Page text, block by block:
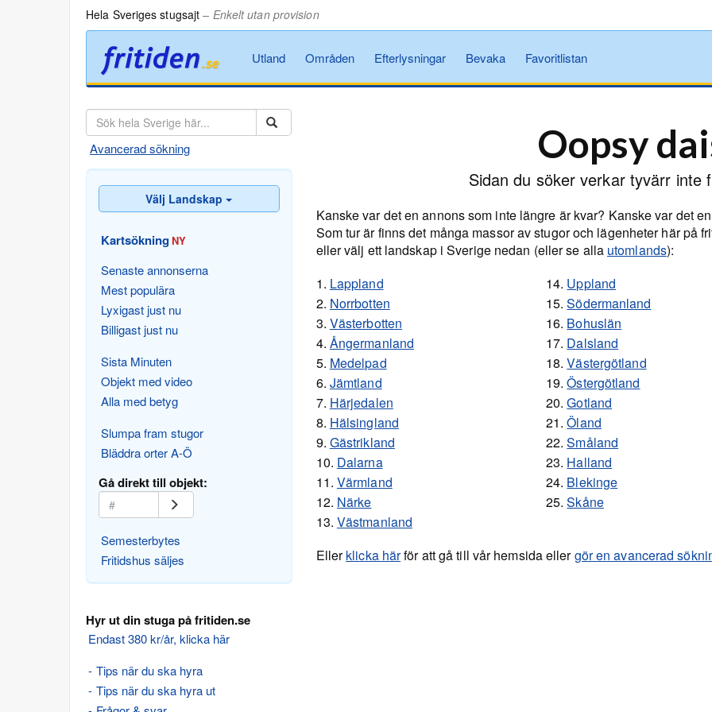
Hela Sveriges stugsajt– Enkelt utan provision
Utland Områden Efterlysningar Bevaka Favoritlistan
Avancerad sökning
Välj Landskap
KartsökningNY
Senaste annonserna
Mest populära
Lyxigast just nu
Billigast just nu
Sista Minuten
Objekt med video
Alla med betyg
Slumpa fram stugor
Bläddra orter A-Ö
Gå direkt till objekt:
Semesterbytes
Fritidshus säljes
Hyr ut din stuga på fritiden.se
Endast 380 kr/år, klicka här
Tips när du ska hyra
Tips när du ska hyra ut
Oopsy
Sidan du söker verkar tyvärr inte
Kanske var det en annons som inte längre är kvar? Kanske var det
Som tur är finns det många massor av stugor och lägenheter här på
eller välj ett landskap i Sverige nedan (eller se alla utomlands):
1. Lappland
2. Norrbotten
3. Västerbotten
4. Ångermanland
5. Medelpad
6. Jämtland
7. Härjedalen
8. Hälsingland
9. Gästrikland
10. Dalarna
11. Värmland
12. Närke
13. Västmanland
14. Uppland
15.Södermanland
16. Bohuslän
17. Dalsland
18.Västergötland
19.Östergötland
20.Gotland
21.Öland
22.Småland
23. Halland
24. Blekinge
25.Skåne
Ellerklicka härför att gå till vår hemsida ellergör en avancerad